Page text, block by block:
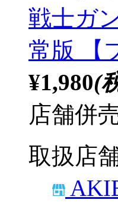
戦士ガ
常版 【
¥1,980(
店舗併
取扱店